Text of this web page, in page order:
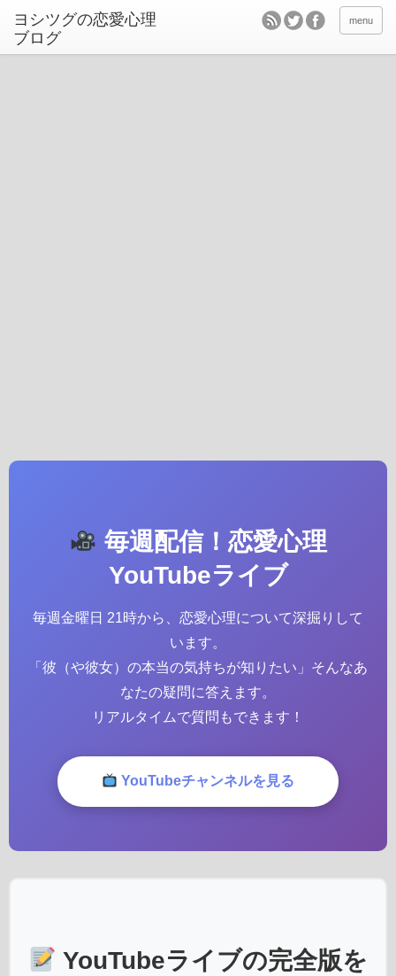
ヨシツグの恋愛心理
ブログ
menu
毎週配信！恋愛心理
YouTubeライブ
毎週金曜日 21時から、恋愛心理について深掘りして
います。
「彼（や彼女）の本当の気持ちが知りたい」そんなあ
なたの疑問に答えます。
リアルタイムで質問もできます！
YouTubeチャンネルを見る
YouTubeライブの完全版を